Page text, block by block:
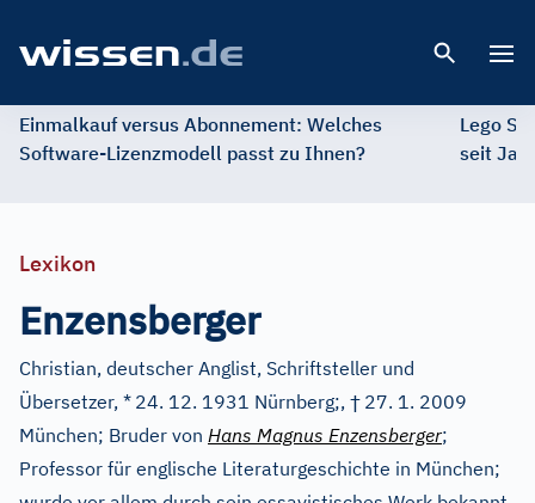
Einmalkauf versus Abonnement: Welches
Software-Lizenzmodell passt zu Ihnen?
Lego
seit
Lexikon
Enzensberger
Christian, deutscher Anglist, Schriftsteller und
Übersetzer, * 24. 12. 1931 Nürnberg;, † 27. 1. 2009
München; Bruder von Hans Magnus Enzensberger;
Professor für englische Literaturgeschichte in München;